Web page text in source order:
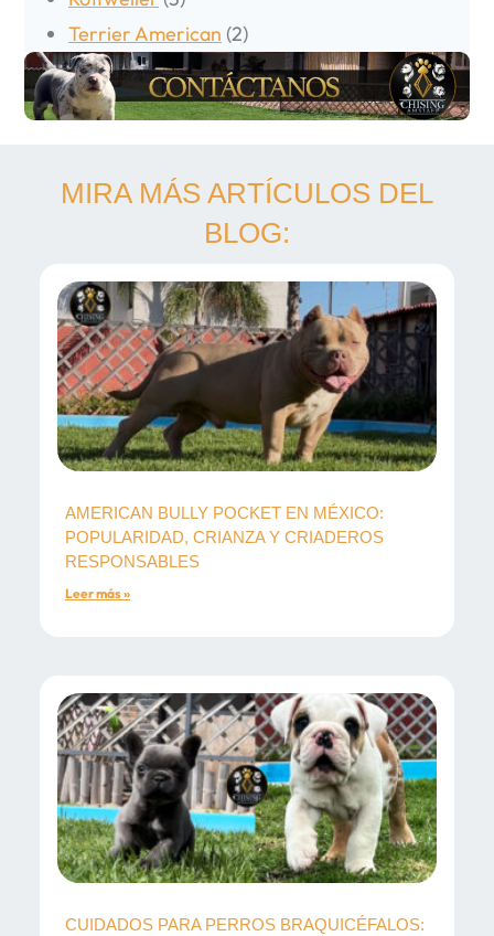
Terrier American (2)
MIRA MÁS ARTÍCULOS DEL
BLOG:
AMERICAN BULLY POCKET EN MÉXICO:
POPULARIDAD, CRIANZA Y CRIADEROS
RESPONSABLES
Leer más »
CUIDADOS PARA PERROS BRAQUICÉFALOS: